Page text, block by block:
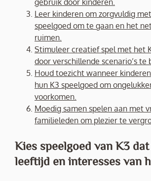
gebruik door kinderen.
Leer kinderen om zorgvuldig
speelgoed om te gaan en het
ruimen.
Stimuleer creatief spel met het
door verschillende scenario’s te
Houd toezicht wanneer
hun K3 speelgoed om
voorkomen.
Moedig samen spelen aan met
familieleden om plezier te
Kies speelgoed van K3
leeftijd en interesses van